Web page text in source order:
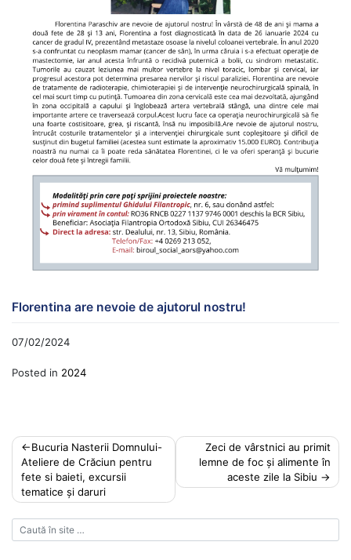
Florentina are nevoie de ajutorul nostru!
07/02/2024
Posted in 2024
Post
navigation
Bucuria Nasterii Domnului-
Ateliere de Crăciun pentru
fete si baieti, excursii
tematice și daruri
Zeci de vârstnici au primit
lemne de foc și alimente în
aceste zile la Sibiu